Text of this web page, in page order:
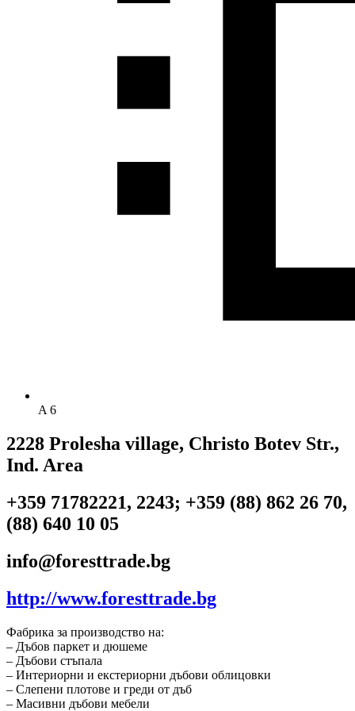
A 6
2228 Prolesha village, Christo Botev Str.,
Ind. Area
+359 71782221, 2243; +359 (88) 862 26 70,
(88) 640 10 05
info@foresttrade.bg
http://www.foresttrade.bg
Фабрика за производство на:
– Дъбов паркет и дюшеме
– Дъбови стъпала
– Интериорни и екстериорни дъбови облицовки
– Слепени плотове и греди от дъб
– Масивни дъбови мебели